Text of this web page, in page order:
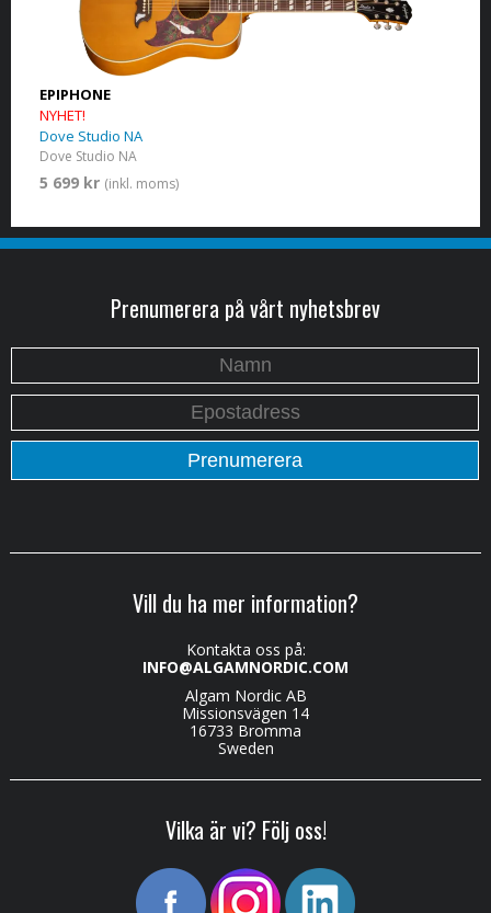
EPIPHONE
NYHET!
Dove Studio NA
Dove Studio NA
5 699 kr (inkl. moms)
Prenumerera på vårt nyhetsbrev
Vill du ha mer information?
Kontakta oss på:
INFO@ALGAMNORDIC.COM
Algam Nordic AB
Missionsvägen 14
16733 Bromma
Sweden
Vilka är vi? Följ oss!